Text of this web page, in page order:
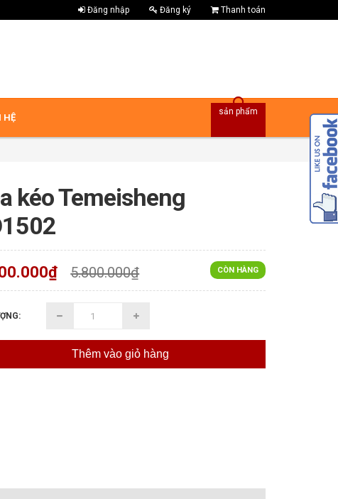
Đăng nhập Đăng ký Thanh toán
HỆ
sản phẩm
kéo Temeisheng
CÒN HÀNG
5.800.000₫
Thêm vào giỏ hàng